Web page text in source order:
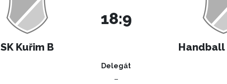
SK Kuřim B
18:9
Handball
Delegát
–